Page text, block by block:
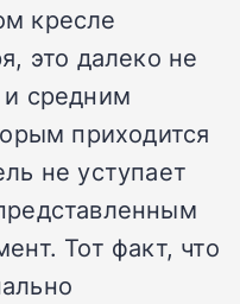
кресле
это далеко не
средним
приходится
не уступает
Тот факт, что